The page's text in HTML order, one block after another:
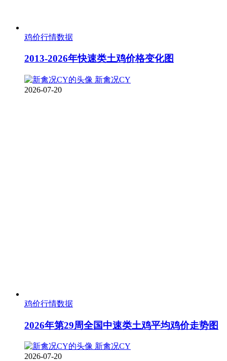
鸡价行情数据
2013-2026年快速类土鸡价格变化图
新禽况CY
2026-07-20
鸡价行情数据
2026年第29周全国中速类土鸡平均鸡价走势图
新禽况CY
2026-07-20